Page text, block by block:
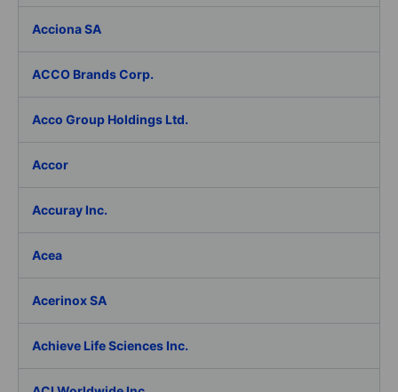
Acciona SA
ACCO Brands Corp.
Acco Group Holdings Ltd.
Accor
Accuray Inc.
Acea
Acerinox SA
Achieve Life Sciences Inc.